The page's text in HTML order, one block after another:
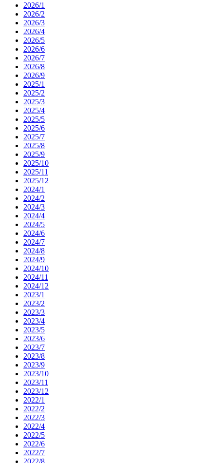
2026/1
2026/2
2026/3
2026/4
2026/5
2026/6
2026/7
2026/8
2026/9
2025/1
2025/2
2025/3
2025/4
2025/5
2025/6
2025/7
2025/8
2025/9
2025/10
2025/11
2025/12
2024/1
2024/2
2024/3
2024/4
2024/5
2024/6
2024/7
2024/8
2024/9
2024/10
2024/11
2024/12
2023/1
2023/2
2023/3
2023/4
2023/5
2023/6
2023/7
2023/8
2023/9
2023/10
2023/11
2023/12
2022/1
2022/2
2022/3
2022/4
2022/5
2022/6
2022/7
2022/8